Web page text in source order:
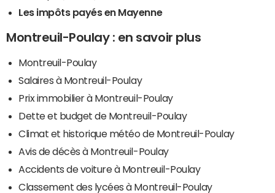
Les impôts payés en Mayenne
Montreuil-Poulay : en savoir plus
Montreuil-Poulay
Salaires à Montreuil-Poulay
Prix immobilier à Montreuil-Poulay
Dette et budget de Montreuil-Poulay
Climat et historique météo de Montreuil-Poulay
Avis de décès à Montreuil-Poulay
Accidents de voiture à Montreuil-Poulay
Classement des lycées à Montreuil-Poulay